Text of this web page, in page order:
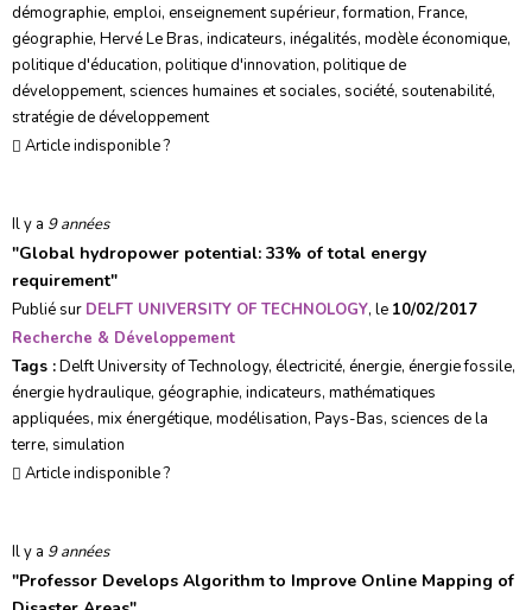
démographie, emploi, enseignement supérieur,formation, France,
géographie, Hervé Le Bras, indicateurs, inégalités, modèle économique,
politique d'éducation, politique d'innovation, politique de
développement, sciences humaines et sociales, société, soutenabilité,
stratégie de développement
Article indisponible ?
Il y a 9 années
"Global hydropower potential: 33% of total energy
requirement"
Publié sur DELFT UNIVERSITY OF TECHNOLOGY, le 10/02/2017
Recherche & Développement
Tags :Delft University of Technology, électricité, énergie, énergie fossile,
énergie hydraulique, géographie, indicateurs, mathématiques
appliquées, mix énergétique, modélisation, Pays-Bas, sciences de la
terre, simulation
Article indisponible ?
Il y a 9 années
"Professor Develops Algorithm to Improve Online Mapping of